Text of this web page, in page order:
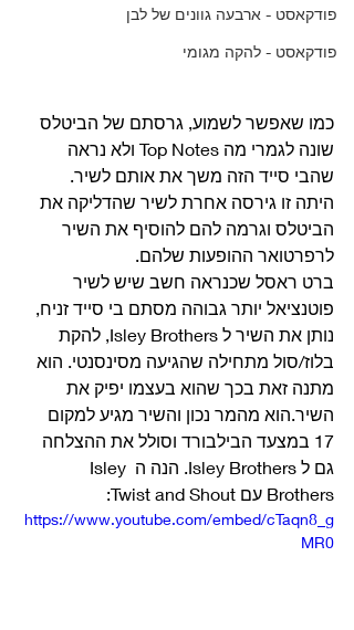
פודקאסט - ארבעה גוונים של לבן
פודקאסט - להקה מגומי
כמו שאפשר לשמוע, גרסתם של הביטלס
שונה לגמרי מה Top Notes ולא נראה
שהבי סייד הזה משך את אותם לשיר.
היתה זו גירסה אחרת לשיר שהדליקה את
הביטלס וגרמה להם להוסיף את השיר
לרפרטואר ההופעות שלהם.
ברט ראסל שכנראה חשב שיש לשיר
פוטנציאל יותר גבוהה מסתם בי סייד זניח,
נותן את השיר ל Isley Brothers, להקת
בלוז/סול מתחילה שהגיעה מסינסנטי. הוא
מתנה זאת בכך שהוא בעצמו יפיק את
השיר.הוא מהמר נכון והשיר מגיע למקום
17 במצעד הבילבורד וסולל את ההצלחה
גם ל Isley Brothers. הנה ה Isley
Brothers עם Twist and Shout:
https://www.youtube.com/embed/cTaqn8_g
MR0